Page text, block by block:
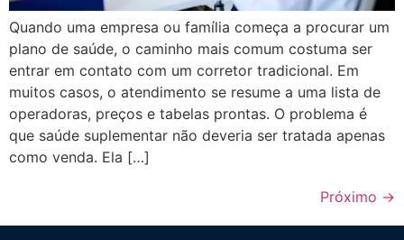
Quando uma empresa ou família começa a procurar um
plano de saúde, o caminho mais comum costuma ser
entrar em contato com um corretor tradicional. Em
muitos casos, o atendimento se resume a uma lista de
operadoras, preços e tabelas prontas. O problema é
que saúde suplementar não deveria ser tratada apenas
como venda. Ela […]
Próximo →